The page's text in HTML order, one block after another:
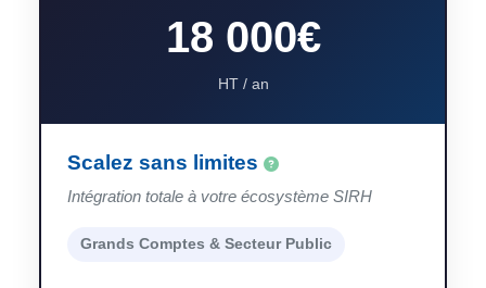
18 000€
HT / an
Scalez sans limites
Intégration totale à votre écosystème SIRH
Grands Comptes & Secteur Public